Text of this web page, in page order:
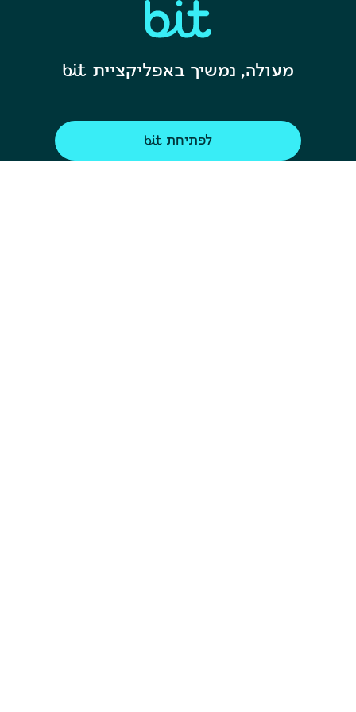
מעולה, נמשיך באפליקציית 
לפתיחת 